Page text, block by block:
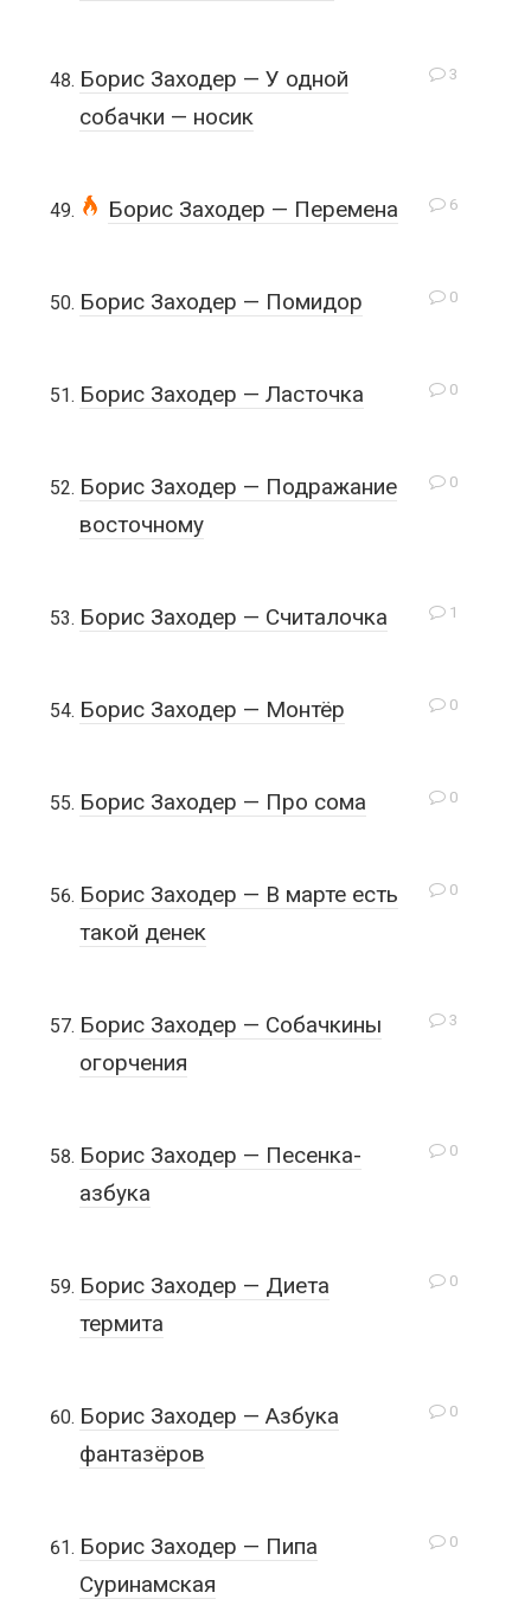
3
Борис Заходер — У одной
собачки — носик
6
Борис Заходер — Перемена
0
Борис Заходер — Помидор
0
Борис Заходер — Ласточка
0
Борис Заходер — Подражание
восточному
1
Борис Заходер — Считалочка
0
Борис Заходер — Монтёр
0
Борис Заходер — Про сома
0
Борис Заходер — В марте есть
такой денек
3
Борис Заходер — Собачкины
огорчения
0
Борис Заходер — Песенка-
азбука
0
Борис Заходер — Диета
термита
0
Борис Заходер — Азбука
фантазёров
0
Борис Заходер — Пипа
Суринамская